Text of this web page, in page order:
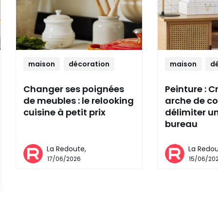
maison décoration
Changer ses poignées
de meubles : le relooking
cuisine à petit prix
La Redoute,
17/06/2026
maison
Peinture :
arche de
délimiter
bureau
La
15/06/